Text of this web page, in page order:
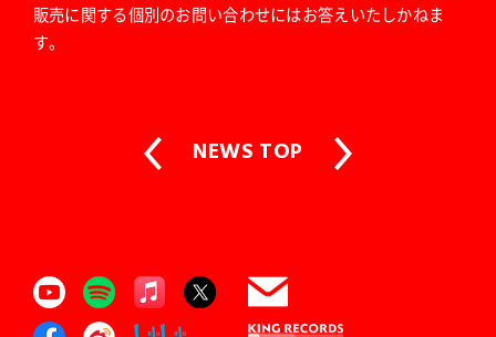
販売に関する個別のお問い合わせにはお答えいたしかねま
す。
NEWS TOP